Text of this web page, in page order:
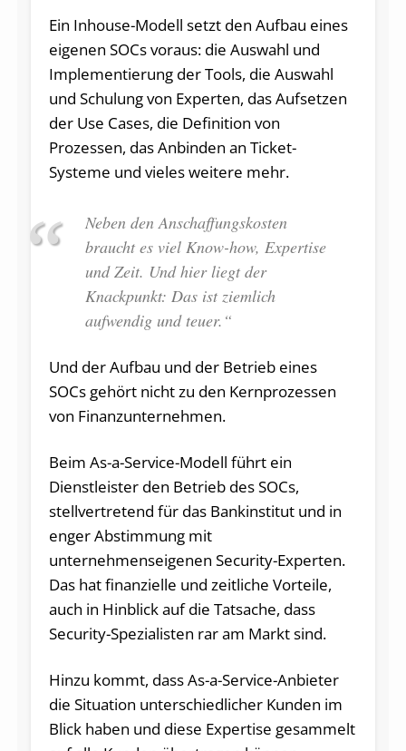
Ein Inhouse-Modell setzt den Aufbau eines
eigenen SOCs voraus: die Auswahl und
Implementierung der Tools, die Auswahl
und Schulung von Experten, das Aufsetzen
der Use Cases, die Definition von
Prozessen, das Anbinden an Ticket-
Systeme und vieles weitere mehr.
Neben den Anschaffungskosten
braucht es viel Know-how, Expertise
und Zeit. Und hier liegt der
Knackpunkt: Das ist ziemlich
aufwendig und teuer.“
Und der Aufbau und der Betrieb eines
SOCs gehört nicht zu den Kernprozessen
von Finanzunternehmen.
Beim As-a-Service-Modell führt ein
Dienstleister den Betrieb des SOCs,
stellvertretend für das Bankinstitut und in
enger Abstimmung mit
unternehmenseigenen Security-Experten.
Das hat finanzielle und zeitliche Vorteile,
auch in Hinblick auf die Tatsache, dass
Security-Spezialisten rar am Markt sind.
Hinzu kommt, dass As-a-Service-Anbieter
die Situation unterschiedlicher Kunden im
Blick haben und diese Expertise gesammelt